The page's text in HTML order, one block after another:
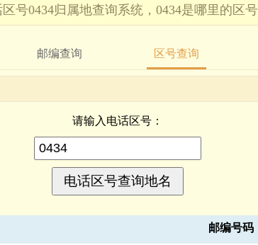
区号0434归属地查询系统，0434是哪里的区号
邮编查询 区号查询
请输入电话区号：
邮编号码